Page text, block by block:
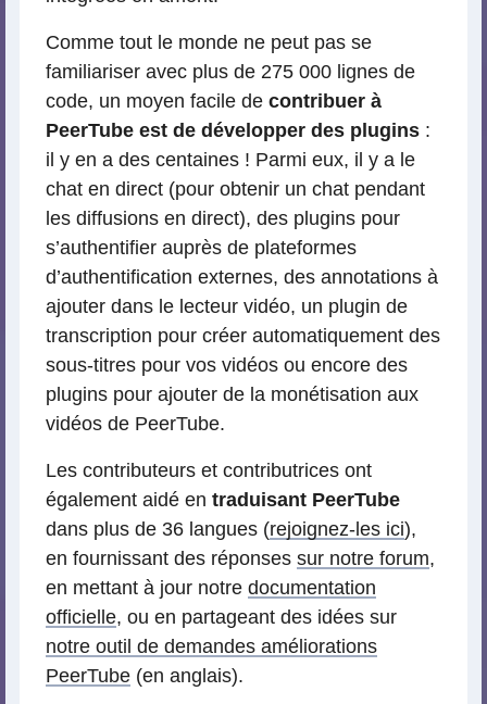
Comme tout le monde ne peut pas se
familiariser avec plus de 275 000 lignes de
code, un moyen facile de contribuer à
PeerTube est de développer des plugins :
il y en a des centaines ! Parmi eux, il y a le
chat en direct (pour obtenir un chat pendant
les diffusions en direct), des plugins pour
s’authentifier auprès de plateformes
d’authentification externes, des annotations à
ajouter dans le lecteur vidéo, un plugin de
transcription pour créer automatiquement des
sous-titres pour vos vidéos ou encore des
plugins pour ajouter de la monétisation aux
vidéos de PeerTube.
Les contributeurs et contributrices ont
également aidé en traduisant PeerTube
dans plus de 36 langues (rejoignez-les ici),
en fournissant des réponses sur notre forum,
en mettant à jour notre documentation
officielle, ou en partageant des idées sur
notre outil de demandes améliorations
PeerTube (en anglais).